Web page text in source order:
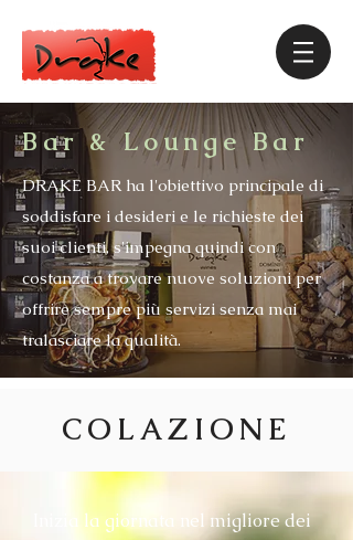
Bar & Lounge Bar
DRAKE BAR ha l'obiettivo principale di
soddisfare i desideri e le richieste dei
suoi clienti, s'impegna quindi con
costanza a trovare nuove soluzioni per
offrire sempre più servizi senza mai
tralasciare la qualità.
COLAZIONE
Inizia la giornata nel migliore dei